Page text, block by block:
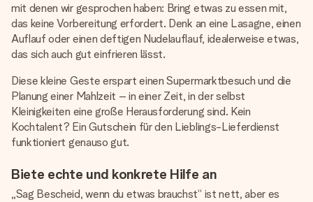
mit denen wir gesprochen haben: Bring etwas zu essen mit,
das keine Vorbereitung erfordert. Denk an eine Lasagne, einen
Auflauf oder einen deftigen Nudelauflauf, idealerweise etwas,
das sich auch gut einfrieren lässt.
Diese kleine Geste erspart einen Supermarktbesuch und die
Planung einer Mahlzeit – in einer Zeit, in der selbst
Kleinigkeiten eine große Herausforderung sind. Kein
Kochtalent? Ein Gutschein für den Lieblings-Lieferdienst
funktioniert genauso gut.
Biete echte und konkrete Hilfe an
„Sag Bescheid, wenn du etwas brauchst“ ist nett, aber es